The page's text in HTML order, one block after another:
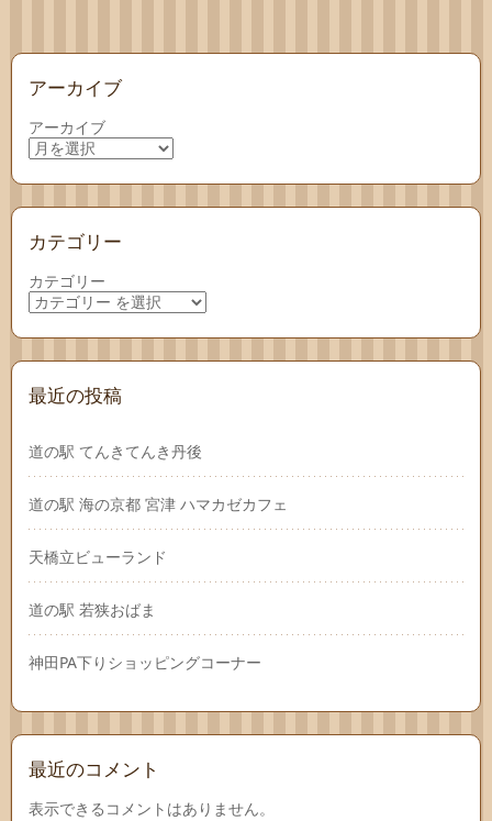
アーカイブ
アーカイブ
カテゴリー
カテゴリー
最近の投稿
道の駅 てんきてんき丹後
道の駅 海の京都 宮津 ハマカゼカフェ
天橋立ビューランド
道の駅 若狭おばま
神田PA下りショッピングコーナー
最近のコメント
表示できるコメントはありません。